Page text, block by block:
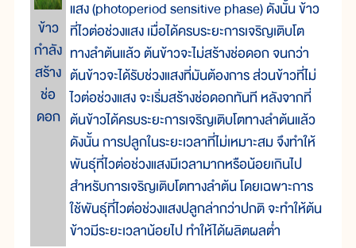
ข้าว
กำลัง
สร้าง
ช่อ
ดอก
แสง (photoperiod sensitive phase) ดังนั้น ข้าว
ที่ไวต่อช่วงแสง เมื่อได้ครบระยะการเจริญเติบโต
ทางลำต้นแล้ว ต้นข้าวจะไม่สร้างช่อดอก จนกว่า
ต้นข้าวจะได้รับช่วงแสงที่มันต้องการ ส่วนข้าวที่ไม่
ไวต่อช่วงแสง จะเริ่มสร้างช่อดอกทันที หลังจากที่
ต้นข้าวได้ครบระยะการเจริญเติบโตทางลำต้นแล้ว
ดังนั้น การปลูกในระยะเวลาที่ไม่เหมาะสม จึงทำให้
พันธุ์ที่ไวต่อช่วงแสงมีเวลามากหรือน้อยเกินไป
สำหรับการเจริญเติบโตทางลำต้น โดยเฉพาะการ
ใช้พันธุ์ที่ไวต่อช่วงแสงปลูกล่ากว่าปกติ จะทำให้ต้น
ข้าวมีระยะเวลาน้อยไป ทำให้ได้ผลิตผลต่ำ